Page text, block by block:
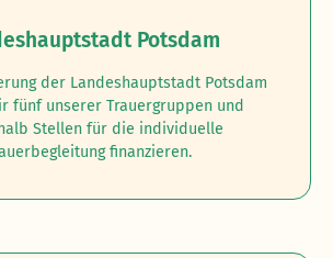
Potsdam
der Landeshauptstadt Potsdam
fünf unserer Trauergruppen und
Stellen für die individuelle
finanzieren.